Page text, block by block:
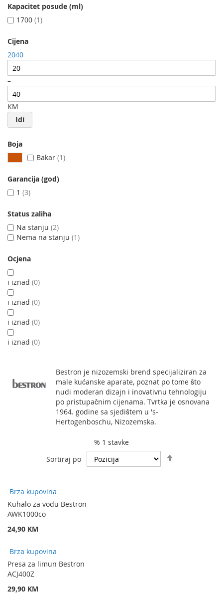
Bestron je nizozemski brend specijaliziran za
male kućanske aparate, poznat po tome što
nudi moderan dizajn i inovativnu tehnologiju
po pristupačnim cijenama. Tvrtka je osnovana
1964. godine sa sjedištem u 's-
Hertogenboschu, Nizozemska.
% 1 stavke
Sortiraj po
Brza kupovina
Kuhalo za vodu Bestron
AWK1000co
24,90 KM
Brza kupovina
Presa za limun Bestron
ACJ400Z
29,90 KM
Kapacitet posude (ml)
1700 1
Cijena
2040
–
KM
Idi
Boja
Bakar 1
Garancija (god)
1 3
Status zaliha
Na stanju 2
Nema na stanju 1
Ocjena
i iznad 0
i iznad 0
i iznad 0
i iznad 0